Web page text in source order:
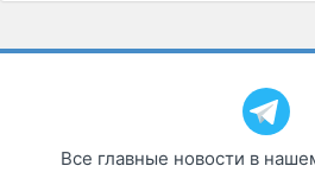
Все главные новости в